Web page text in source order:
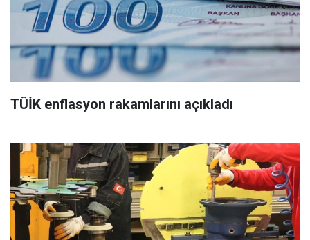
TÜİK enflasyon rakamlarını açıkladı